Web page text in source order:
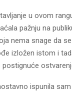
u ovom
pažnju na
nema snage da
izložen istom i
ispunila